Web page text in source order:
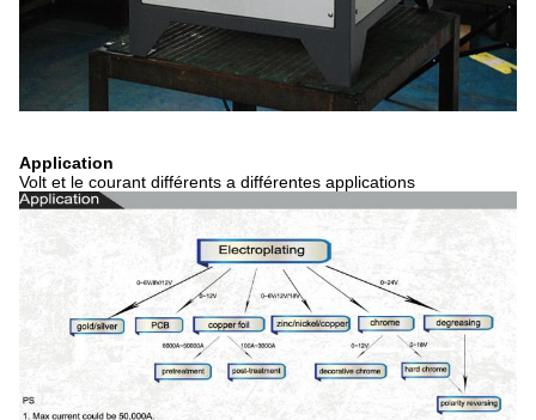
Application
Volt et le courant différents a différentes applications